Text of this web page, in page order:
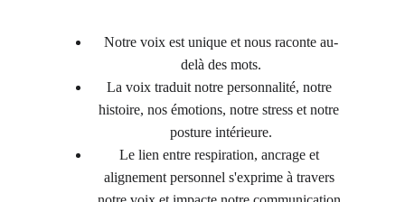
Notre voix est unique et nous raconte au-
delà des mots.
La voix traduit notre personnalité, notre
histoire, nos émotions, notre stress et notre
posture intérieure.
Le lien entre respiration, ancrage et
alignement personnel s'exprime à travers